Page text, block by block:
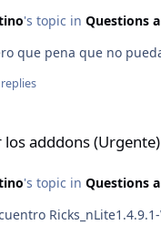
's topic in Questions
que pena que no
los adddons (Urgente)
's topic in Questions
Rick saludos, donde